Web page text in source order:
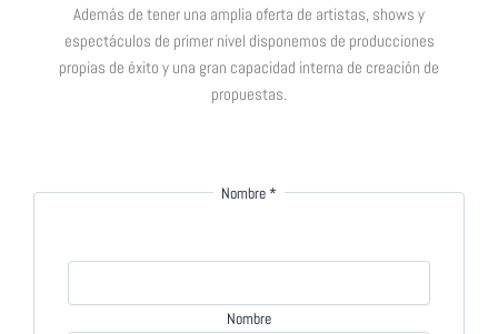
Además de tener una amplia oferta de artistas, shows y
espectáculos de primer nivel disponemos de producciones
propias de éxito y una gran capacidad interna de creación de
propuestas.
Nombre*
Nombre